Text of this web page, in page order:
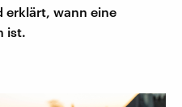
erklärt, wann eine
ist.